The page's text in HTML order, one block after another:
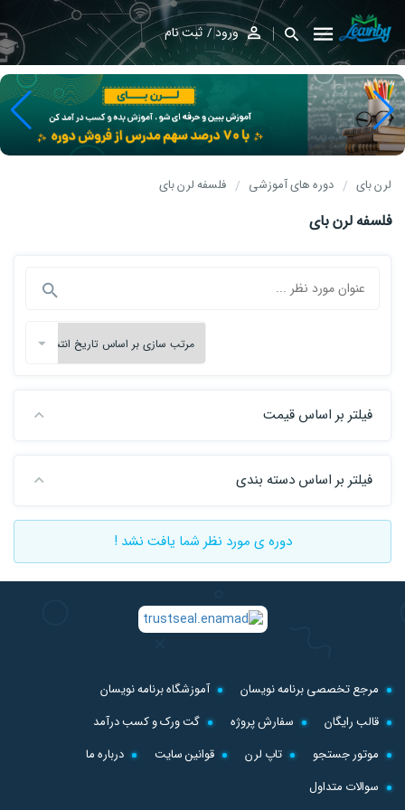
ورود ثبت نام
لرن بای دوره های آموزشی فلسفه لرن بای
فلسفه لرن بای
فیلتر بر اساس قیمت
فیلتر بر اساس دسته بندی
دوره ی مورد نظر شما یافت نشد !
مرجع تخصصی برنامه نویسان
آموزشگاه برنامه نویسان
قالب رایگان
سفارش پروژه
گت ورک و کسب درآمد
موتور جستجو
تاپ لرن قوانین سایت
درباره ما
سوالات متداول